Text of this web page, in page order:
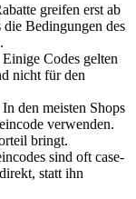
greifen erst ab
Bedingungen des
Einige Codes gelten
nicht für den
In den meisten Shops
verwenden.
bringt.
sind oft case-
statt ihn